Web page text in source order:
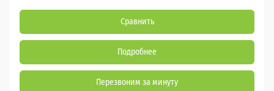
Сравнить
Подробнее
Перезвоним за минуту